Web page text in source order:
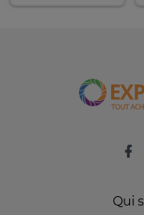
Qui